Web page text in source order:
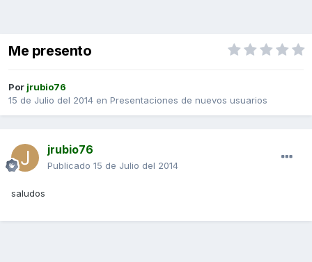
Me presento
Por jrubio76
15 de Julio del 2014 en Presentaciones de nuevos usuarios
jrubio76
Publicado 15 de Julio del 2014
saludos